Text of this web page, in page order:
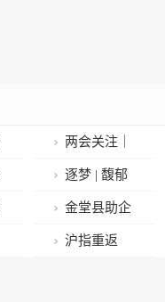
两会关注｜
省促进中小微
企业发展条例
出台，代表怎
逐梦 | 馥郁
的麦香
金堂县助企
纾困暖民心
沪指重返